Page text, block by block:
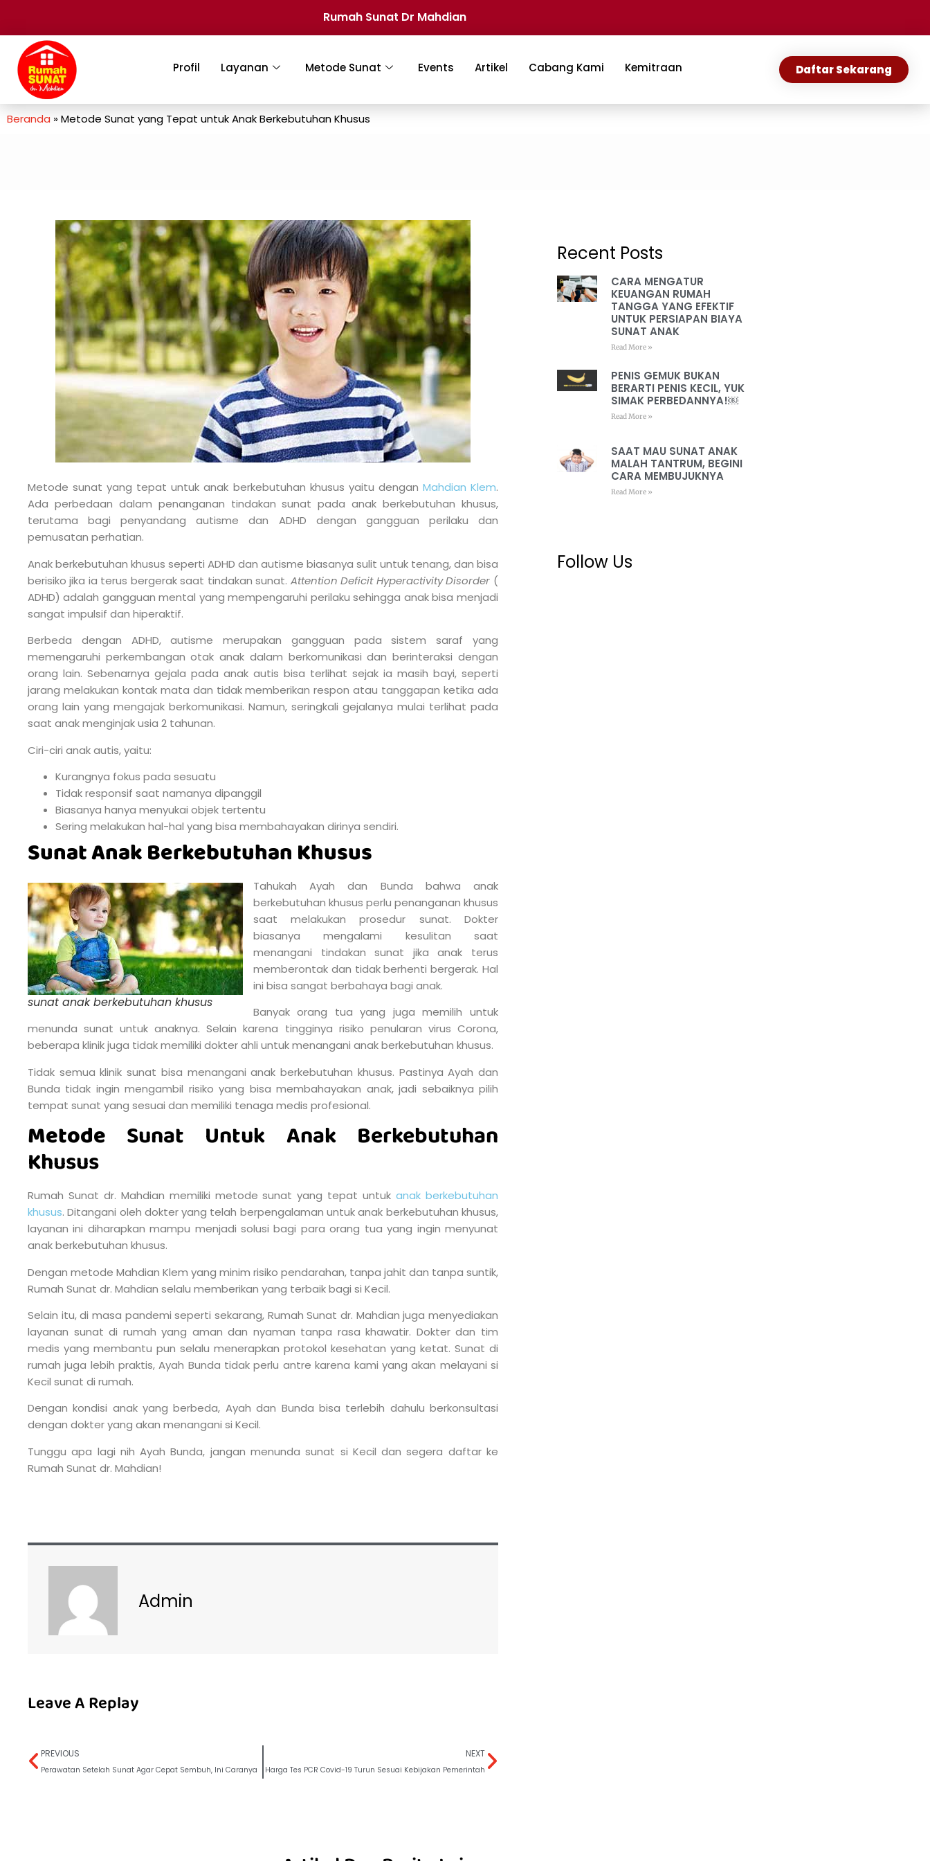
Rumah Sunat Dr Mahdian
Profil Layanan Metode Sunat Events Artikel Cabang Kami Kemitraan Daftar Sekarang
Beranda »Metode Sunat yang Tepat untuk Anak Berkebutuhan Khusus
Metode sunat yang tepat untuk anak berkebutuhan khusus yaitu dengan Mahdian Klem.
Ada perbedaan dalam penanganan tindakan sunat pada anak berkebutuhan khusus,
terutama bagi penyandang autisme dan ADHD dengan gangguan perilaku dan
pemusatan perhatian.
Anak berkebutuhan khusus seperti ADHD dan autisme biasanya sulit untuk tenang, dan bisa
berisiko jika ia terus bergerak saat tindakan sunat. Attention Deficit Hyperactivity Disorder (
ADHD) adalah gangguan mental yang mempengaruhi perilaku sehingga anak bisa menjadi
sangat impulsif dan hiperaktif.
Berbeda dengan ADHD, autisme merupakan gangguan pada sistem saraf yang
memengaruhi perkembangan otak anak dalam berkomunikasi dan berinteraksi dengan
orang lain. Sebenarnya gejala pada anak autis bisa terlihat sejak ia masih bayi, seperti
jarang melakukan kontak mata dan tidak memberikan respon atau tanggapan ketika ada
orang lain yang mengajak berkomunikasi. Namun, seringkali gejalanya mulai terlihat pada
saat anak menginjak usia 2 tahunan.
Ciri-ciri anak autis, yaitu:
Kurangnya fokus pada sesuatu
Tidak responsif saat namanya dipanggil
Biasanya hanya menyukai objek tertentu
Sering melakukan hal-hal yang bisa membahayakan dirinya sendiri.
Sunat Anak Berkebutuhan Khusus
sunat anak berkebutuhan khusus
Tahukah Ayah dan Bunda bahwa anak
berkebutuhan khusus perlu penanganan khusus
saat melakukan prosedur sunat. Dokter
biasanya mengalami kesulitan saat
menangani tindakan sunat jika anak terus
memberontak dan tidak berhenti bergerak. Hal
ini bisa sangat berbahaya bagi anak.
Banyak orang tua yang juga memilih untuk
menunda sunat untuk anaknya. Selain karena tingginya risiko penularan virus Corona,
beberapa klinik juga tidak memiliki dokter ahli untuk menangani anak berkebutuhan khusus.
Tidak semua klinik sunat bisa menangani anak berkebutuhan khusus. Pastinya Ayah dan
Bunda tidak ingin mengambil risiko yang bisa membahayakan anak, jadi sebaiknya pilih
tempat sunat yang sesuai dan memiliki tenaga medis profesional.
Metode Sunat Untuk Anak Berkebutuhan
Khusus
Rumah Sunat dr. Mahdian memiliki metode sunat yang tepat untukanak berkebutuhan
khusus. Ditangani oleh dokter yang telah berpengalaman untuk anak berkebutuhan khusus,
layanan ini diharapkan mampu menjadi solusi bagi para orang tua yang ingin menyunat
anak berkebutuhan khusus.
Dengan metode Mahdian Klem yang minim risiko pendarahan, tanpa jahit dan tanpa suntik,
Rumah Sunat dr. Mahdian selalu memberikan yang terbaik bagi si Kecil.
Selain itu, di masa pandemi seperti sekarang, Rumah Sunat dr. Mahdian juga menyediakan
layanan sunat di rumah yang aman dan nyaman tanpa rasa khawatir. Dokter dan tim
medis yang membantu pun selalu menerapkan protokol kesehatan yang ketat. Sunat di
rumah juga lebih praktis, Ayah Bunda tidak perlu antre karena kami yang akan melayani si
Kecil sunat di rumah.
Dengan kondisi anak yang berbeda, Ayah dan Bunda bisa terlebih dahulu berkonsultasi
dengan dokter yang akan menangani si Kecil.
Tunggu apa lagi nih Ayah Bunda, jangan menunda sunat si Kecil dan segera daftar ke
Rumah Sunat dr. Mahdian!
Admin
Leave A Replay
PREVIOUS
Perawatan Setelah Sunat Agar Cepat Sembuh, Ini Caranya
NEXT
Harga Tes PCR Covid-19 Turun Sesuai Kebijakan Pemerintah
Recent Posts
CARA MENGATUR
KEUANGAN RUMAH
TANGGA YANG EFEKTIF
UNTUK PERSIAPAN BIAYA
SUNAT ANAK
Read More »
PENIS GEMUK BUKAN
BERARTI PENIS KECIL, YUK
SIMAK PERBEDANNYA!￼
Read More »
SAAT MAU SUNAT ANAK
MALAH TANTRUM, BEGINI
CARA MEMBUJUKNYA
Read More »
Follow Us